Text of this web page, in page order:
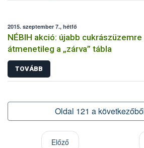
2015. szeptember 7., hétfő
NÉBIH akció: újabb
átmenetileg a „zárva” tábla
TOVÁBB
Oldal 121 a
Előző